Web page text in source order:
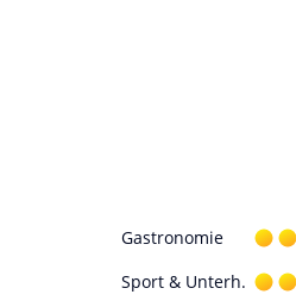
Gastronomie
Sport & Unterh.